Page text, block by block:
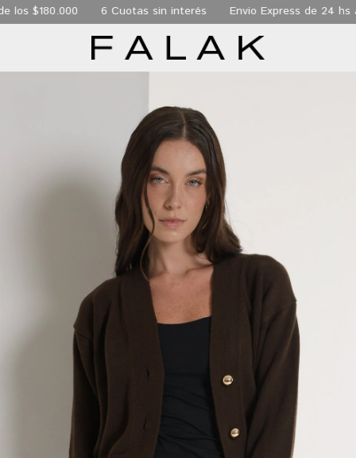
$180.000 6 Cuotas sin interés Envio Express de 24 hs a